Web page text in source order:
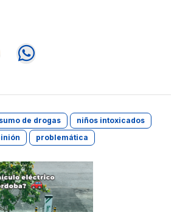
de drogas
niños intoxicados
problemática